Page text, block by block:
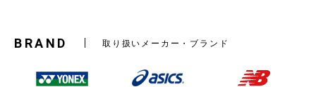
BRAND 取り扱いメーカー・ブランド